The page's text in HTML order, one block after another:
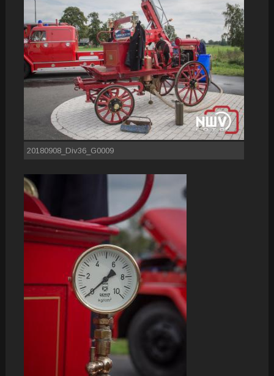
20180908_Div36_G0009